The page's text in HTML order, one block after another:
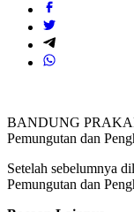
BANDUNG
Pemungutan dan
Setelah sebelumnya
Pemungutan dan